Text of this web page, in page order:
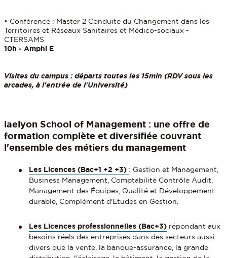
• Conférence : Master 2 Conduite du Changement dans les
Territoires et Réseaux Sanitaires et Médico-sociaux -
CTERSAMS
10h - Amphi E
Visites du campus : départs toutes les 15min (RDV sous les
arcades, à l'entrée de l'Université)
iaelyon School of Management : une offre de
formation complète et diversifiée couvrant
l'ensemble des métiers du management
Les Licences (Bac+1 +2 +3) : Gestion et Management,
Business Management, Comptabilité Contrôle Audit,
Management des Équipes, Qualité et Développement
durable, Complément d'Etudes en Gestion.
Les Licences professionnelles (Bac+3) répondant aux
besoins réels des entreprises dans des secteurs aussi
divers que la vente, la banque-assurance, la grande